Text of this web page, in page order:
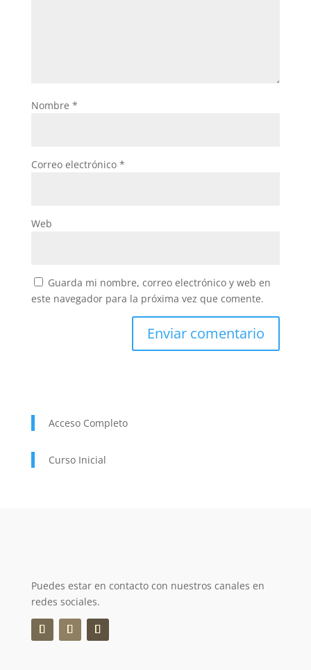
Nombre *
Correo electrónico *
Web
Guarda mi nombre, correo electrónico y web en
este navegador para la próxima vez que comente.
Acceso Completo
Curso Inicial
Puedes estar en contacto con nuestros canales en
redes sociales.